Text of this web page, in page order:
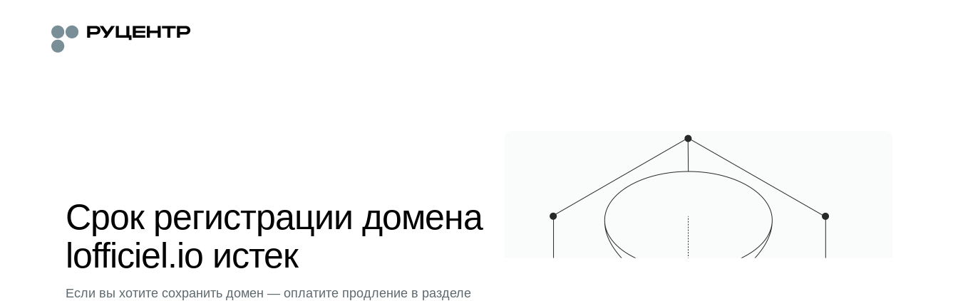
Срок регистрации домена
lofficiel.io истек
Если вы хотите сохранить домен — оплатите продление в разделе